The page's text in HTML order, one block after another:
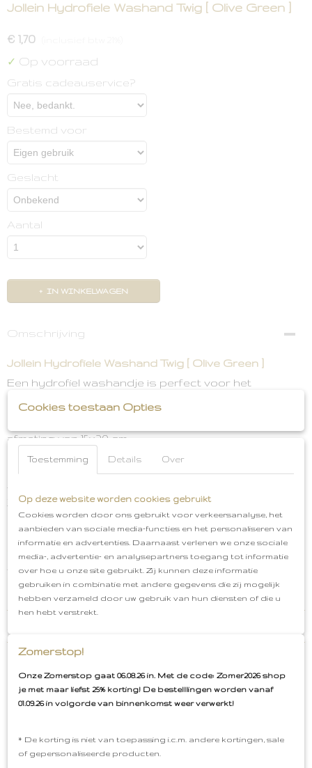
Jollein Hydrofiele Washand Twig [ Olive Green ]
€ 1,70
✓ Op voorraad
Gratis cadeauservice?
Bestemd voor
Geslacht
Aantal
IN WINKELWAGEN
Omschrijving
Jollein Hydrofiele Washand Twig [ Olive Green ]
Een hydrofiel washandje is perfect voor het
alle viezigheid van het snoetje en lijfje. Het hydrofiele
afmeting van 15x20 cm.
Combineer een hydrofiel washandje met een
hydrofiele doek en je hebt een leuk, klein cadeautje
voor een Zwangerschap, Babyshower,
Zwangerschapsverlof of een Geboorte. Maak
gebruik van onze gratis cadeauservice en wij pakken
het leuk voor je in.
Hydrofiel Washandje Twig
Kleur: Olijf groen
Afmeting: 15x20 cm
Materiaal; 100% hydrofiel katoen
Afhalen in Oud-Bijerland
Incl. cadeauservice
Gratis verzenden vanaf €50,00
Save
Ook interessant
Cookies toestaan Opties
Toestemming Details Over
Op deze website worden cookies gebruikt
Cookies worden door ons gebruikt voor verkeersanalyse, het
aanbieden van sociale media-functies en het personaliseren van
informatie en advertenties. Daarnaast verlenen we onze sociale
media-, advertentie- en analysepartners toegang tot informatie
over hoe u onze site gebruikt. Zij kunnen deze informatie
gebruiken in combinatie met andere gegevens die zij mogelijk
hebben verzameld door uw gebruik van hun diensten of die u
hen hebt verstrekt.
Zomerstop!
Onze Zomerstop gaat 06.08.26 in. Met de code: Zomer2026 shop
je met maar liefst 25% korting! De bestelllingen worden vanaf
01.09.26 in volgorde van binnenkomst weer verwerkt!
* De korting is niet van toepassing i.c.m. andere kortingen, sale
of gepersonaliseerde producten.